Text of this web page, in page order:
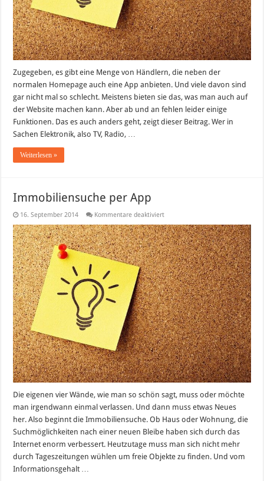
Zugegeben, es gibt eine Menge von Händlern, die neben der
normalen Homepage auch eine App anbieten. Und viele davon sind
gar nicht mal so schlecht. Meistens bieten sie das, was man auch auf
der Website machen kann. Aber ab und an fehlen leider einige
Funktionen. Das es auch anders geht, zeigt dieser Beitrag. Wer in
Sachen Elektronik, also TV, Radio, …
Weiterlesen »
Immobiliensuche per App
16. September 2014 Kommentare deaktiviertfür
per
App
Die eigenen vier Wände, wie man so schön sagt, muss oder möchte
man irgendwann einmal verlassen. Und dann muss etwas Neues
her. Also beginnt die Immobiliensuche. Ob Haus oder Wohnung, die
Suchmöglichkeiten nach einer neuen Bleibe haben sich durch das
Internet enorm verbessert. Heutzutage muss man sich nicht mehr
durch Tageszeitungen wühlen um freie Objekte zu finden. Und vom
Informationsgehalt …